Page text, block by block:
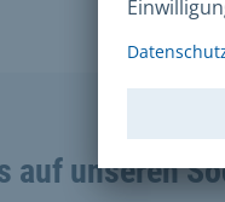
auf unseren